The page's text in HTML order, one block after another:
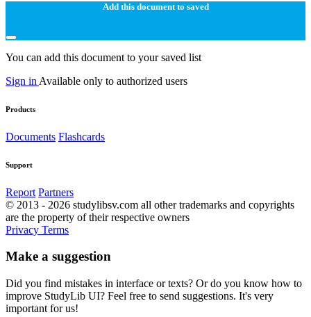
Add this document to saved
You can add this document to your saved list
Sign in Available only to authorized users
Products
Documents Flashcards
Support
Report Partners
© 2013 - 2026 studylibsv.com all other trademarks and copyrights
are the property of their respective owners
Privacy Terms
Make a suggestion
Did you find mistakes in interface or texts? Or do you know how to
improve StudyLib UI? Feel free to send suggestions. It's very
important for us!